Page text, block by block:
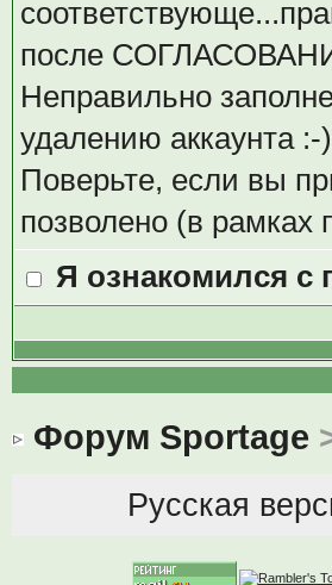
после
Неправильно
удалению аккаунта :-
Поверьте, если вы
позволено (в рамках
Я ознакомился с
Форум Sportage
Русская